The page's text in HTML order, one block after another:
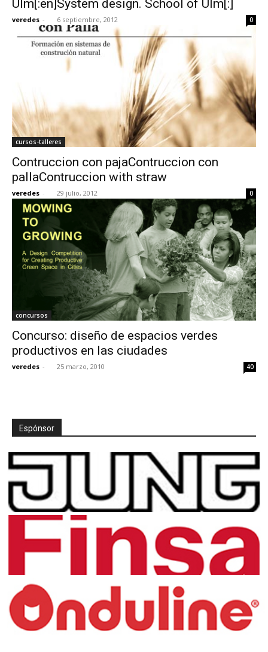
Ulm[:en]System design. School of Ulm[:]
veredes - 6 septiembre, 2012 0
cursos-talleres
Contruccion con pajaContruccion con
pallaContruccion with straw
veredes - 29 julio, 2012 0
concursos
Concurso: diseño de espacios verdes
productivos en las ciudades
veredes - 25 marzo, 2010 40
Espónsor